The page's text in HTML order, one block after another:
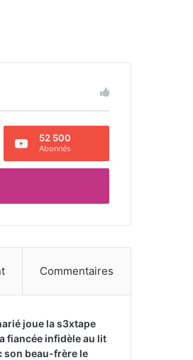
52 500
Abonnés
Commentaires
joue la s3xtape
fiancée infidèle au lit
son beau-frère le